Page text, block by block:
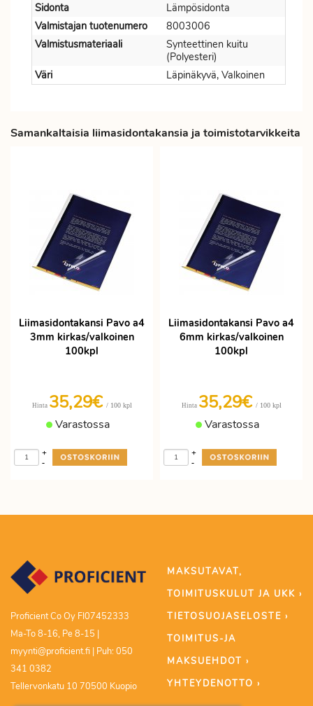
Sidonta
Lämpösidonta
Valmistajan tuotenumero
8003006
Valmistusmateriaali
Synteettinen kuitu
(Polyesteri)
Väri
Läpinäkyvä, Valkoinen
Samankaltaisia liimasidontakansia ja toimistotarvikkeita
Liimasidontakansi Pavo a4
3mm kirkas/valkoinen
100kpl
Hinta 35,29€ / 100 kpl
Varastossa
-
+
Liimasidontakansi Pavo a4
6mm kirkas/valkoinen
100kpl
Hinta 35,29€ / 100 kpl
Varastossa
-
+
Proficient Co Oy FI07452333
Ma-To 8-16, Pe 8-15 |
myynti@proficient.fi | Puh: 050
341 0382
Tellervonkatu 10 70500 Kuopio
MAKSUTAVAT,
TOIMITUSKULUT JA UKK ›
TIETOSUOJASELOSTE ›
TOIMITUS-JA
MAKSUEHDOT ›
YHTEYDENOTTO ›